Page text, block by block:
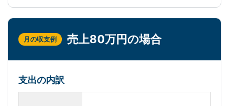
月の収支例 売上80万円の場合
支出の内訳